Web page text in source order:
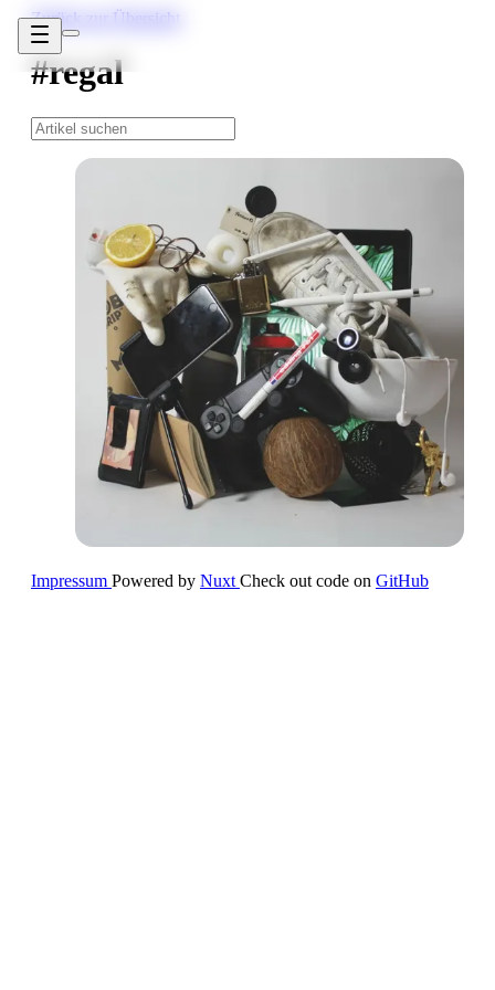
Zurück zur Übersicht
#regal
Impressum Powered by Nuxt Check out code on GitHub